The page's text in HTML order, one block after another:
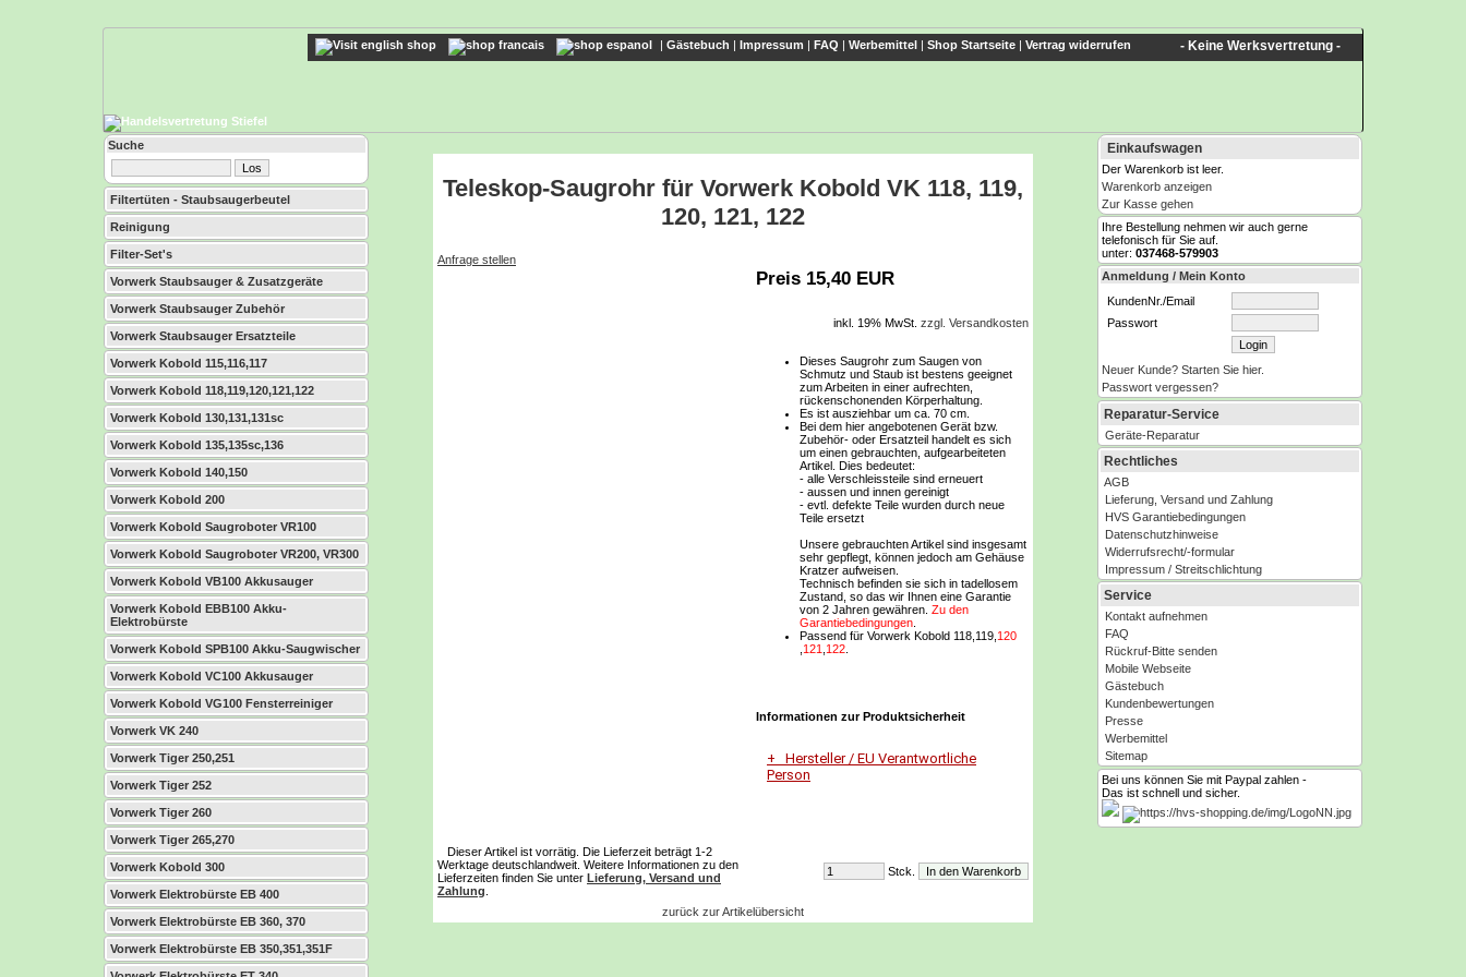
- Keine Werksvertretung -
| Gästebuch | Impressum | FAQ | Werbemittel | Shop Startseite | Vertrag widerrufen
Suche
Filtertüten - Staubsaugerbeutel
Reinigung
Filter-Set's
Vorwerk Staubsauger & Zusatzgeräte
Vorwerk Staubsauger Zubehör
Vorwerk Staubsauger Ersatzteile
Vorwerk Kobold 115,116,117
Vorwerk Kobold 118,119,120,121,122
Vorwerk Kobold 130,131,131sc
Vorwerk Kobold 135,135sc,136
Vorwerk Kobold 140,150
Vorwerk Kobold 200
Vorwerk Kobold Saugroboter VR100
Vorwerk Kobold Saugroboter VR200, VR300
Vorwerk Kobold VB100 Akkusauger
Vorwerk Kobold EBB100 Akku-
Elektrobürste
Vorwerk Kobold SPB100 Akku-Saugwischer
Vorwerk Kobold VC100 Akkusauger
Vorwerk Kobold VG100 Fensterreiniger
Vorwerk VK 240
Vorwerk Tiger 250,251
Vorwerk Tiger 252
Vorwerk Tiger 260
Vorwerk Tiger 265,270
Vorwerk Kobold 300
Vorwerk Elektrobürste EB 400
Vorwerk Elektrobürste EB 360, 370
Vorwerk Elektrobürste EB 350,351,351F
Teleskop-Saugrohr für Vorwerk Kobold VK 118, 119,
120, 121, 122
Anfrage stellen
Preis 15,40 EUR
inkl. 19% MwSt. zzgl. Versandkosten
Dieses Saugrohr zum Saugen von
Schmutz und Staub ist bestens geeignet
zum Arbeiten in einer aufrechten,
rückenschonenden Körperhaltung.
Es ist ausziehbar um ca. 70 cm.
Bei dem hier angebotenen Gerät bzw.
Zubehör- oder Ersatzteil handelt es sich
um einen gebrauchten, aufgearbeiteten
Artikel. Dies bedeutet:
- alle Verschleissteile sind erneuert
- aussen und innen gereinigt
- evtl. defekte Teile wurden durch neue
Teile ersetzt
Unsere gebrauchten Artikel sind insgesamt
sehr gepflegt, können jedoch am Gehäuse
Kratzer aufweisen.
Technisch befinden sie sich in tadellosem
Zustand, so das wir Ihnen eine Garantie
von 2 Jahren gewähren. Zu den
Garantiebedingungen
Passend für Vorwerk Kobold 118,119, 120
121 122
Informationen zur Produktsicherheit
Hersteller / EU Verantwortliche
Person
42270 Wuppertal
Dieser Artikel ist vorrätig. Die Lieferzeit beträgt 1-2
Werktage deutschlandweit. Weitere Informationen zu den
Lieferzeiten finden Sie unter Lieferung, Versand und
Zahlung
Stck.
zurück zur Artikelübersicht
Einkaufswagen
Der Warenkorb ist leer.
Warenkorb anzeigen
Zur Kasse gehen
Ihre Bestellung nehmen wir auch gerne
telefonisch für Sie auf.
unter: 037468-579903
Anmeldung / Mein Konto
KundenNr./Email
Passwort
Neuer Kunde? Starten Sie hier.
Passwort vergessen?
Reparatur-Service
Geräte-Reparatur
Rechtliches
AGB
Lieferung, Versand und Zahlung
HVS Garantiebedingungen
Datenschutzhinweise
Widerrufsrecht/-formular
Impressum / Streitschlichtung
Service
Kontakt aufnehmen
FAQ
Rückruf-Bitte senden
Mobile Webseite
Gästebuch
Kundenbewertungen
Presse
Werbemittel
Sitemap
Bei uns können Sie mit Paypal zahlen -
Das ist schnell und sicher.